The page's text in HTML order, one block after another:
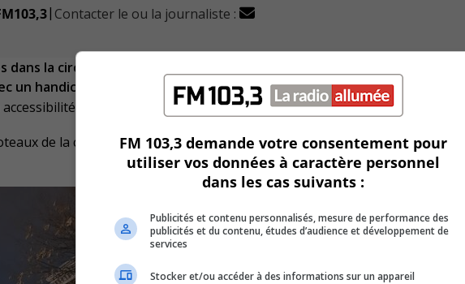
| Contacter le ou la journaliste :
dans la circonscription de Marie-Victorin depuis près d’une semaine
un handicap visuel.
accessibilité universelle, Tommy Théberge, sur les ondes du FM 103,3 ce
de la circonscription sont trop basses, ce qui entraîne des risques de
FM 103,3 demande votre consentement pour
utiliser vos données à caractère personnel
dans les cas suivants :
Publicités et contenu personnalisés, mesure de performance des
publicités et du contenu, études d’audience et développement de
services
Stocker et/ou accéder à des informations sur un appareil